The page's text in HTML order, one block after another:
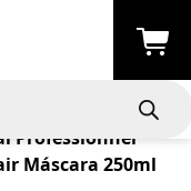
Professionnel
Máscara 250ml